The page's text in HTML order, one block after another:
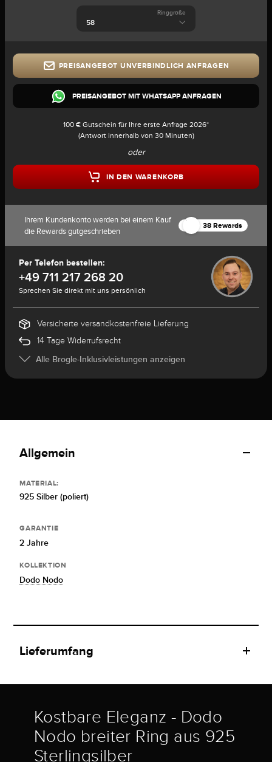
Ringgröße
PREISANGEBOT UNVERBINDLICH ANFRAGEN
PREISANGEBOT MIT WHATSAPP ANFRAGEN
100 € Gutschein für Ihre erste Anfrage 2026*
(Antwort innerhalb von 30 Minuten)
oder
IN DEN WARENKORB
Ihrem Kundenkonto werden bei einem Kauf
die Rewards gutgeschrieben
38 Rewards
Per Telefon bestellen:
+49 711 217 268 20
Sprechen Sie direkt mit uns persönlich
Versicherte versandkostenfreie Lieferung
14 Tage Widerrufsrecht
Alle Brogle-Inklusivleistungen anzeigen
Allgemein
MATERIAL:
925 Silber (poliert)
GARANTIE
2 Jahre
KOLLEKTION
Dodo Nodo
Lieferumfang
Kostbare Eleganz - Dodo
Nodo breiter Ring aus 925
Sterlingsilber